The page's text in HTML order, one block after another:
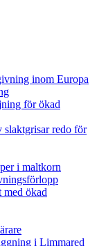
inom Europa
för ökad
redo för
i maltkorn
med ökad
i Limmared